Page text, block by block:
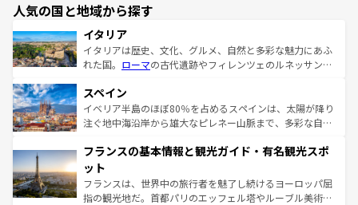
人気の国と地域から探す
イタリア
イタリアは歴史、文化、グルメ、自然と多彩な魅力にあふ
れた国。 ローマの古代遺跡やフィレンツェのルネッサンス
ろん、トスカーナの美しい田園風景やアマルフィ海岸の絶
景など、自然景観も見逃せない。観光の合間には、本場の
ピザやパスタなど、絶品のイタリア料理を堪能することも
ませてくれるイタリアで、忘れられない旅をしてみよう！
なお、新着のイタリア情報は
しい。
スペイン
イベリア半島のほぼ80％を占めるスペインは、太陽が降り
注ぐ地中海沿岸から雄大なピレネー山脈まで、多彩な自然
文化が根付くこの国では、情熱的なフラメンコ、熱気あふ
れる闘牛、そして美味しいタパスが生活の一部となってい
る。首都マドリードの洗練された雰囲気や、バルセロナの
アートに溢れた街角から、地方では古代ローマ遺跡や中世
フランスの基本情報と観光ガイド・有名観光スポ
ット
フランスは、世界中の旅行者を魅了し続けるヨーロッパ屈
指の観光地だ。首都パリのエッフェル塔やルーブル美術館